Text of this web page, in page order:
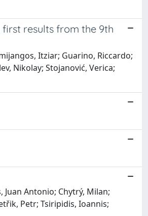
results from the 9th
Itziar; Guarino, Riccardo;
Nikolay; Stojanović, Verica;
Juan Antonio; Chytrý, Milan;
Petr; Tsiripidis, Ioannis;